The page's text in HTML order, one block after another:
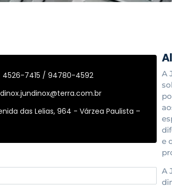
4526-7415 / 94780-4592
das Lelias, 964 - Várzea Paulista –
A
e
A